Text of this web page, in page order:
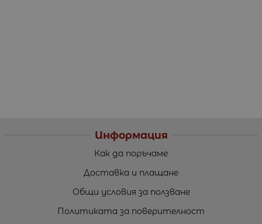
Информация
Как да поръчаме
Доставка и плащане
Общи условия за ползване
Политиката за поверителност